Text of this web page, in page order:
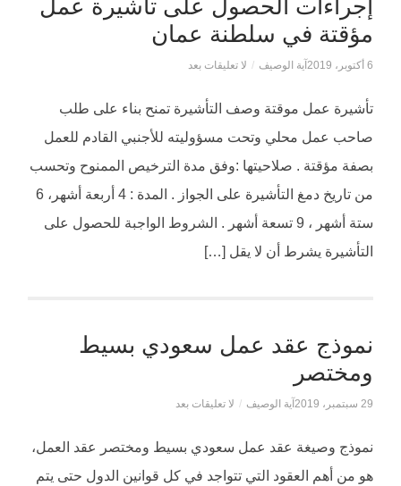
إجراءات الحصول على تأشيرة عمل
مؤقتة في سلطنة عمان
6 أكتوبر، 2019 آية الوصيف / لا تعليقات بعد
تأشيرة عمل موقتة وصف التأشيرة تمنح بناء على طلب
صاحب عمل محلي وتحت مسؤوليته للأجنبي القادم للعمل
بصفة مؤقتة . صلاحيتها :وفق مدة الترخيص الممنوح وتحسب
من تاريخ دمغ التأشيرة على الجواز . المدة : 4 أربعة أشهر، 6
ستة أشهر ، 9 تسعة أشهر . الشروط الواجبة للحصول على
التأشيرة يشرط أن لا يقل […]
نموذج عقد عمل سعودي بسيط
ومختصر
29 سبتمبر، 2019 آية الوصيف / لا تعليقات بعد
نموذج وصيغة عقد عمل سعودي بسيط ومختصر عقد العمل،
هو من أهم العقود التي تتواجد في كل قوانين الدول حتى يتم